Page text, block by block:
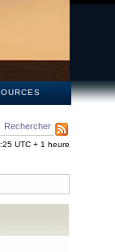
Rechercher
UTC + 1 heure